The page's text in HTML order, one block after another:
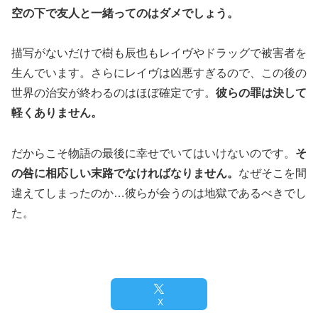
空の下で友人と一緒ってのはダメでしょう。
描写がないだけで樹も辰也もレイヴやドラッグで被害者を
生んでいます。さらにレイヴは凶悪すぎるので、この後の
世界の治安が終わるのはほぼ確定です。 彼らの罪は決して
軽くありません。
だからこそ物語の最後に幸せでいてはいけないのです。 そ
の咎に相応しい末路でなければなりません。 なぜそこを間
違えてしまったのか…彼らが会うのは地獄であるべきでし
た。
X